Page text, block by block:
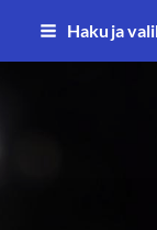
Siirry
Haku ja